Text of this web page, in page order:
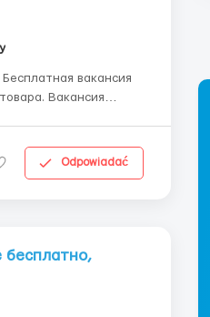
вакансия
Вакансия
Odpowiadać
бесплатно,